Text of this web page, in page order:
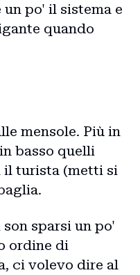
po' il sistema e
quando
mensole. Più in
basso quelli
il turista (metti si
sparsi un po'
ordine di
ci volevo dire al